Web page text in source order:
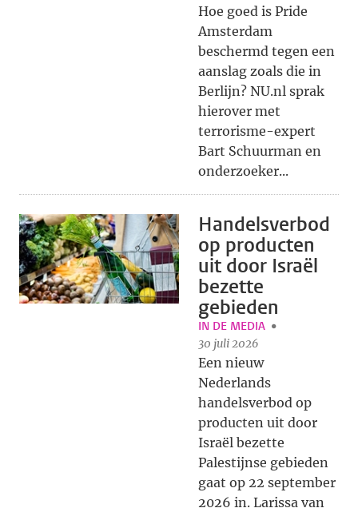
Hoe goed is Pride
Amsterdam
beschermd tegen een
aanslag zoals die in
Berlijn? NU.nl sprak
hierover met
terrorisme-expert
Bart Schuurman en
onderzoeker...
Handelsverbod
op producten
uit door Israël
bezette
gebieden
IN DE MEDIA
30 juli 2026
Een nieuw
Nederlands
handelsverbod op
producten uit door
Israël bezette
Palestijnse gebieden
gaat op 22 september
2026 in. Larissa van